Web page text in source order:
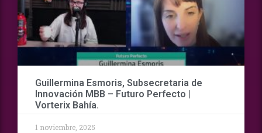
Guillermina Esmoris, Subsecretaria de
Innovación MBB – Futuro Perfecto |
Vorterix Bahía.
1 noviembre, 2025